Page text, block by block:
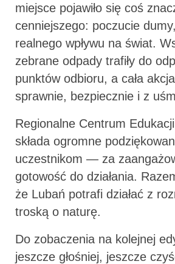
miejsce pojawiło się coś
cenniejszego: poczucie
realnego wpływu na świat.
zebrane odpady trafiły do
punktów odbioru, a cała
sprawnie, bezpiecznie i z
Regionalne Centrum
składa ogromne
uczestnikom — za
gotowość do działania.
że Lubań potrafi działać z
troską o naturę.
Do zobaczenia na kolejnej
jeszcze głośniej, jeszcze